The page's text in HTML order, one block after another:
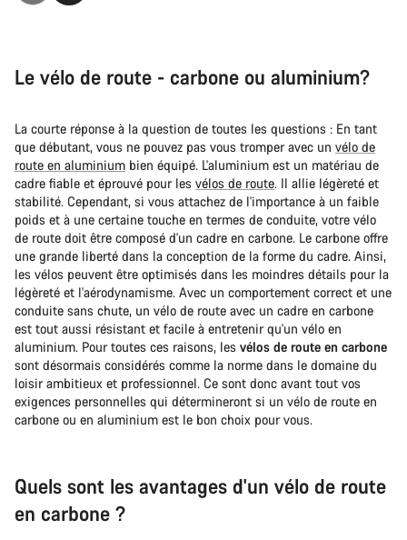
Le vélo de route - carbone ou aluminium?
La courte réponse à la question de toutes les questions : En tant
que débutant, vous ne pouvez pas vous tromper avec un vélo de
route en aluminium bien équipé. L'aluminium est un matériau de
cadre fiable et éprouvé pour les vélos de route. Il allie légèreté et
stabilité. Cependant, si vous attachez de l'importance à un faible
poids et à une certaine touche en termes de conduite, votre vélo
de route doit être composé d'un cadre en carbone. Le carbone offre
une grande liberté dans la conception de la forme du cadre. Ainsi,
les vélos peuvent être optimisés dans les moindres détails pour la
légèreté et l'aérodynamisme. Avec un comportement correct et une
conduite sans chute, un vélo de route avec un cadre en carbone
est tout aussi résistant et facile à entretenir qu'un vélo en
aluminium. Pour toutes ces raisons, les vélos de route en carbone
sont désormais considérés comme la norme dans le domaine du
loisir ambitieux et professionnel. Ce sont donc avant tout vos
exigences personnelles qui détermineront si un vélo de route en
carbone ou en aluminium est le bon choix pour vous.
Quels sont les avantages d'un vélo de route
en carbone ?